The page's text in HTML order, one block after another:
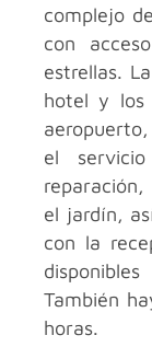
complejo
con
estrellas.
hotel y los
el
el jardín,
con la
También
horas.